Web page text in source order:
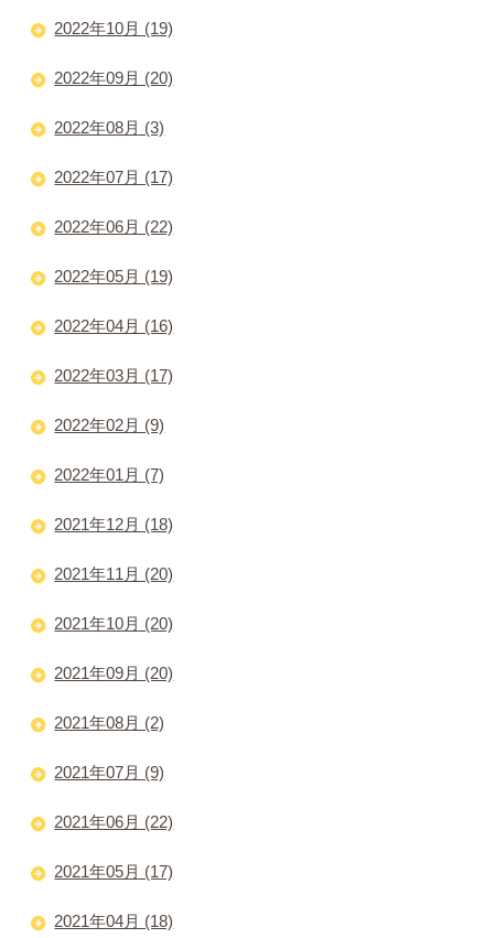
2022年10月 (19)
2022年09月 (20)
2022年08月 (3)
2022年07月 (17)
2022年06月 (22)
2022年05月 (19)
2022年04月 (16)
2022年03月 (17)
2022年02月 (9)
2022年01月 (7)
2021年12月 (18)
2021年11月 (20)
2021年10月 (20)
2021年09月 (20)
2021年08月 (2)
2021年07月 (9)
2021年06月 (22)
2021年05月 (17)
2021年04月 (18)